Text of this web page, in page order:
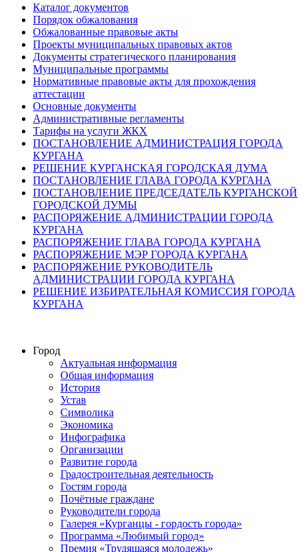
Каталог документов
Порядок обжалования
Обжалованные правовые акты
Проекты муниципальных правовых актов
Документы стратегического планирования
Муниципальные программы
Нормативные правовые акты для прохождения
аттестации
Основные документы
Административные регламенты
Тарифы на услуги ЖКХ
ПОСТАНОВЛЕНИЕ АДМИНИСТРАЦИЯ ГОРОДА
КУРГАНА
РЕШЕНИЕ КУРГАНСКАЯ ГОРОДСКАЯ ДУМА
ПОСТАНОВЛЕНИЕ ГЛАВА ГОРОДА КУРГАНА
ПОСТАНОВЛЕНИЕ ПРЕДСЕДАТЕЛЬ КУРГАНСКОЙ
ГОРОДСКОЙ ДУМЫ
РАСПОРЯЖЕНИЕ АДМИНИСТРАЦИИ ГОРОДА
КУРГАНА
РАСПОРЯЖЕНИЕ ГЛАВА ГОРОДА КУРГАНА
РАСПОРЯЖЕНИЕ МЭР ГОРОДА КУРГАНА
РАСПОРЯЖЕНИЕ РУКОВОДИТЕЛЬ
АДМИНИСТРАЦИИ ГОРОДА КУРГАНА
РЕШЕНИЕ ИЗБИРАТЕЛЬНАЯ КОМИССИЯ ГОРОДА
КУРГАНА
Город
Актуальная информация
Общая информация
История
Устав
Символика
Экономика
Инфографика
Организации
Развитие города
Градостроительная деятельность
Гостям города
Почётные граждане
Руководители города
Галерея «Курганцы - гордость города»
Программа «Любимый город»
Премия «Трудящаяся молодежь»